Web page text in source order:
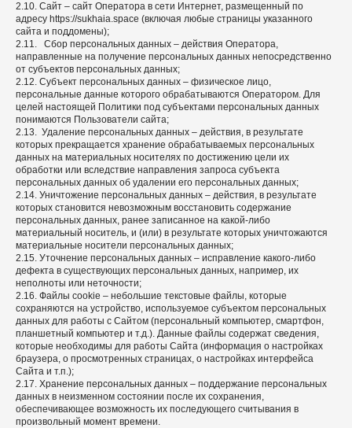
2.10. Сайт – сайт Оператора в сети Интернет, размещенный по
адресу https://sukhaia.space (включая любые страницы указанного
сайта и поддомены);
2.11. Сбор персональных данных – действия Оператора,
направленные на получение персональных данных непосредственно
от субъектов персональных данных;
2.12. Субъект персональных данных – физическое лицо,
персональные данные которого обрабатываются Оператором. Для
целей настоящей Политики под субъектами персональных данных
понимаются Пользователи сайта;
2.13. Удаление персональных данных – действия, в результате
которых прекращается хранение обрабатываемых персональных
данных на материальных носителях по достижению цели их
обработки или вследствие направления запроса субъекта
персональных данных об удалении его персональных данных;
2.14. Уничтожение персональных данных – действия, в результате
которых становится невозможным восстановить содержание
персональных данных, ранее записанное на какой-либо
материальный носитель, и (или) в результате которых уничтожаются
материальные носители персональных данных;
2.15. Уточнение персональных данных – исправление какого-либо
дефекта в существующих персональных данных, например, их
неполноты или неточности;
2.16. Файлы cookie – небольшие текстовые файлы, которые
сохраняются на устройство, используемое субъектом персональных
данных для работы с Сайтом (персональный компьютер, смартфон,
планшетный компьютер и т.д.). Данные файлы содержат сведения,
которые необходимы для работы Сайта (информация о настройках
браузера, о просмотренных страницах, о настройках интерфейса
Сайта и т.п.);
2.17. Хранение персональных данных – поддержание персональных
данных в неизменном состоянии после их сохранения,
обеспечивающее возможность их последующего считывания в
произвольный момент времени.